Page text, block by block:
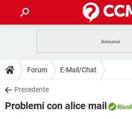
INTRATTENIMENTO
iOS
INSTAGRAM
GUIDE
COVID-19
DOWNLOAD
COVID-19
Forum E-Mail/Chat
Precedente
Problemi con alice mail